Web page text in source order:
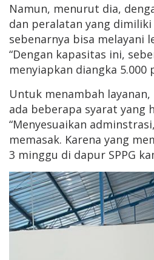
Namun, menurut dia,
dan peralatan yang dimiliki
sebenarnya bisa melayani
“Dengan kapasitas ini,
menyiapkan diangka 5.000
Untuk menambah
ada beberapa syarat yang
“Menyesuaikan
memasak. Karena yang
3 minggu di dapur SPPG